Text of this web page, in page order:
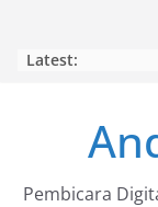
Latest:
Pembicara